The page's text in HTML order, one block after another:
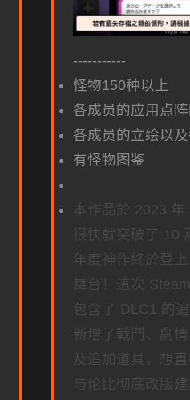
-----------
怪物150种以上
各成员的应用点阵
各成员的立绘以
有怪物图鉴
本作品於 2023 年
很快就突破了 10
年度神作終於登
舞台！這次
包含了 DLC1 的
新增了戰鬥、劇
及追加道具，想
与伦比彻底改版